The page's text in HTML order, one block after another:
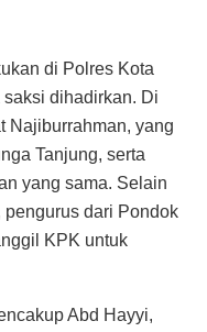
di Polres Kota
dihadirkan. Di
Najiburrahman, yang
Tanjung, serta
yang sama. Selain
dari Pondok
KPK untuk
Abd Hayyi,